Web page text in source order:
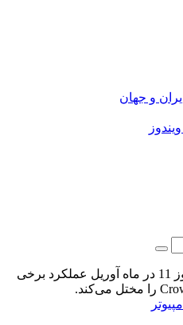
و جهان
جستجو
به‌روزرسانی ویندوز 11 در ماه آوریل عملکرد برخی